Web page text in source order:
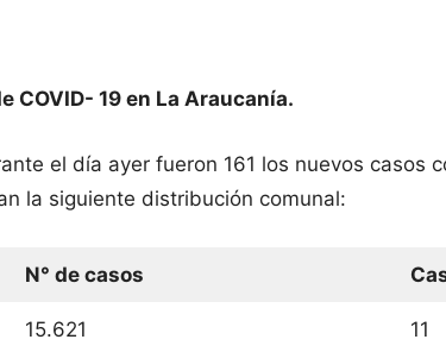
COVID- 19 en La Araucanía.
el día ayer fueron 161 los nuevos casos
la siguiente distribución comunal:
N° de casos
15.621 11